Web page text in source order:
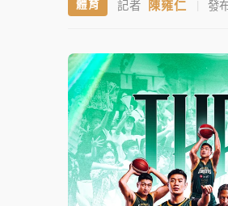
女律師陳昱瑄詐慈濟
中信慈善基金會想增
故宮《龍藏經》特展
台東農業處長涉圖利
父親節泡湯了！中颱
體育 記者 陳雍仁 | 發